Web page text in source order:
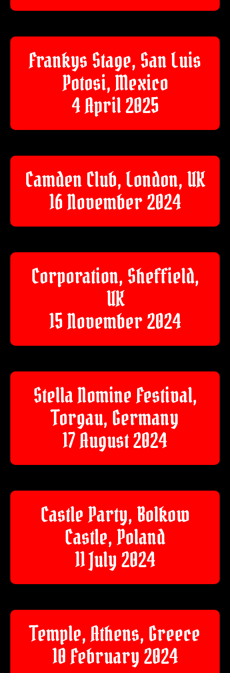
Frankys Stage, San Luis
Potosi, Mexico
4 April 2025
Camden Club, London, UK
16 November 2024
Corporation, Sheffield,
UK
15 November 2024
Stella Nomine Festival,
Torgau, Germany
17 August 2024
Castle Party, Bolkow
Castle, Poland
11 July 2024
Temple, Athens, Greece
10 February 2024